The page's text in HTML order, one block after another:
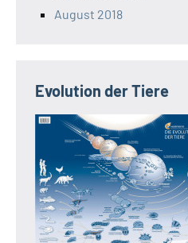
August 2018
Evolution der Tiere